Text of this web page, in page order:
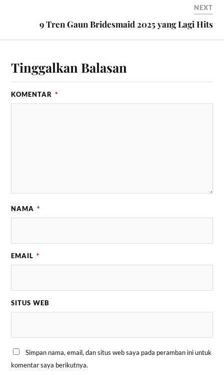
NEXT
9 Tren Gaun Bridesmaid 2025 yang Lagi Hits
Tinggalkan Balasan
KOMENTAR *
NAMA *
EMAIL *
SITUS WEB
Simpan nama, email, dan situs web saya pada peramban ini untuk
komentar saya berikutnya.